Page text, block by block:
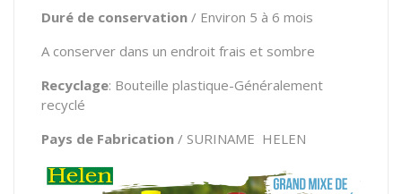
Duré de conservation / Environ 5 à 6 mois
A conserver dans un endroit frais et sombre
Recyclage: Bouteille plastique-Généralement
recyclé
Pays de Fabrication / SURINAME HELEN